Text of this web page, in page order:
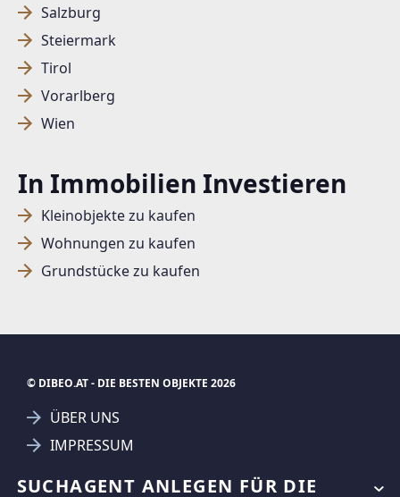
Salzburg
Steiermark
Tirol
Vorarlberg
Wien
In Immobilien Investieren
Kleinobjekte zu kaufen
Wohnungen zu kaufen
Grundstücke zu kaufen
SUCHAGENT ANLEGEN FÜR DIE
© DIBEO.AT - DIE BESTEN OBJEKTE 2026
ÜBER UNS
IMPRESSUM